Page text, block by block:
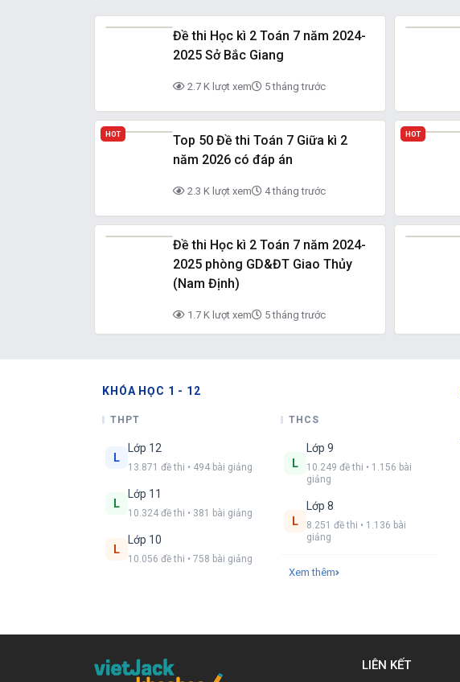
Đề thi Học kì 2 Toán 7 năm 2024-
2025 Sở Bắc Giang
2.7 K lượt xem 5 tháng trước
HOT
Top 50 Đề thi Toán 7 Giữa kì 2
năm 2026 có đáp án
2.3 K lượt xem 4 tháng trước
HOT
Đề thi Học kì 2 Toán 7 năm 2024-
2025 phòng GD&ĐT Giao Thủy
(Nam Định)
1.7 K lượt xem 5 tháng trước
KHÓA HỌC 1 - 12
THPT
L
Lớp 12
13.871 đề thi • 494 bài giảng
L
Lớp 11
10.324 đề thi • 381 bài giảng
L
Lớp 10
10.056 đề thi • 758 bài giảng
THCS
L
Lớp 9
10.249 đề thi • 1.156 bài
giảng
L
Lớp 8
8.251 đề thi • 1.136 bài
giảng
Xem thêm
LIÊN KẾT